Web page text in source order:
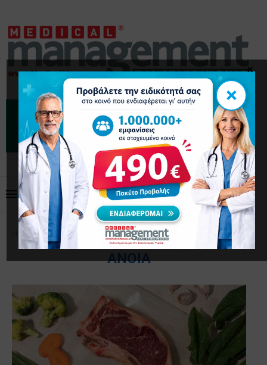
Home Tags Posts tagged with "ΑΝΟΙΑ"
ΑΝΟΙΑ
×
×